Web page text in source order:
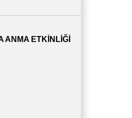
ANMA ETKİNLİĞİ